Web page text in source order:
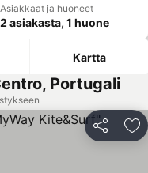
Asiakkaat ja huoneet
2 asiakasta, 1 huone
Kartta
Portugali
Jaa